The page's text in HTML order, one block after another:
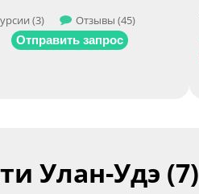
(3)
Отзывы (45)
Отправить запрос
Улан-Удэ (7)